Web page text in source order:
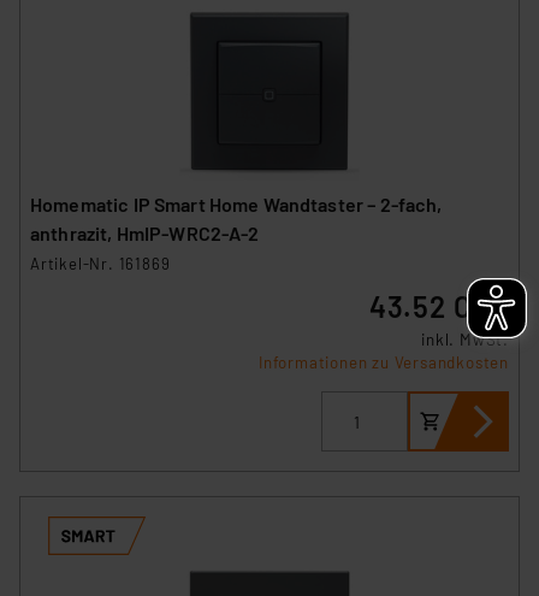
Homematic IP Smart Home Wandtaster – 2-fach,
anthrazit, HmIP-WRC2-A-2
Artikel-Nr. 161869
43.52 CHF
inkl. MwSt.
Informationen zu Versandkosten